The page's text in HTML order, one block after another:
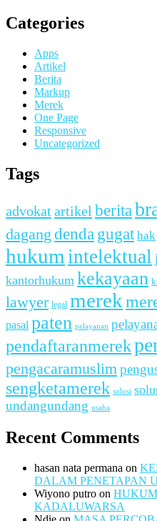
Categories
Apps
Artikel
Berita
Markup
Merek
One Page
Responsive
Uncategorized
Tags
advokat artikel berita
dagang denda gugat hak
hukum intelektual
kantorhukum kekayaan
lawyer legal merek
pasal paten pelayanan
pendaftaranmerek
pengacaramuslim
sengketamerek solusi
undangundang usaha
Recent Comments
hasan nata permana on
DALAM PENETAPAN
Wiyono putro on
KADALUWARSA